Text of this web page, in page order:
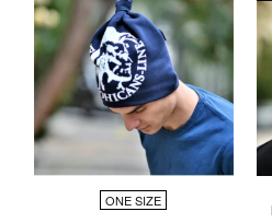
ONE SIZE